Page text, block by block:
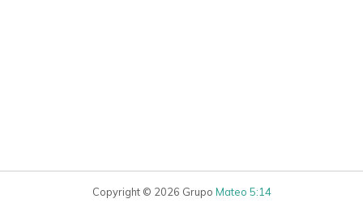
Copyright © 2026 Grupo Mateo 5:14